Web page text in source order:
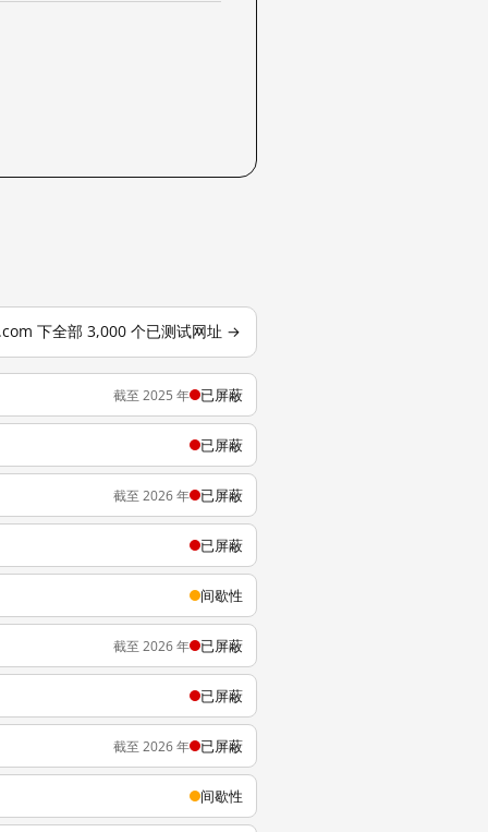
下全部 3,000 个已测试网址 →
截至 2025 年 已屏蔽
已屏蔽
截至 2026 年 已屏蔽
已屏蔽
间歇性
截至 2026 年 已屏蔽
已屏蔽
截至 2026 年 已屏蔽
间歇性